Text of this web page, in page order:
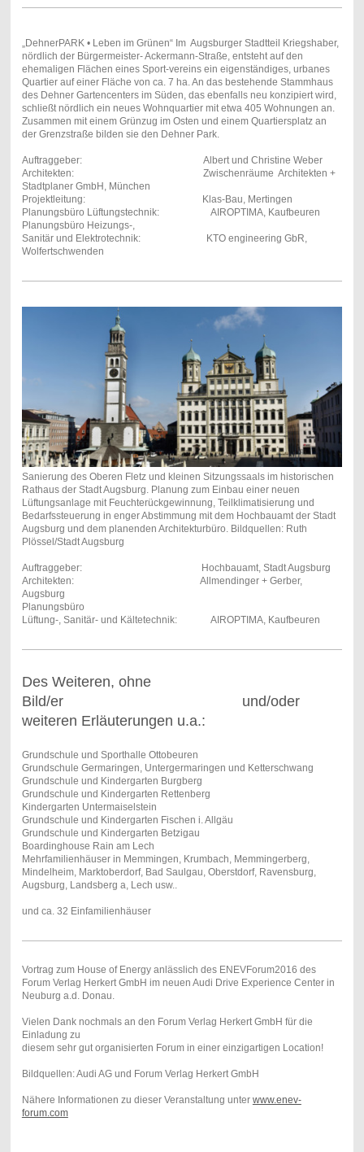
„DehnerPARK • Leben im Grünen“ Im Augsburger Stadtteil Kriegshaber,
nördlich der Bürgermeister- Ackermann-Straße, entsteht auf den
ehemaligen Flächen eines Sport-vereins ein eigenständiges, urbanes
Quartier auf einer Fläche von ca. 7 ha. An das bestehende Stammhaus
des Dehner Gartencenters im Süden, das ebenfalls neu konzipiert wird,
schließt nördlich ein neues Wohnquartier mit etwa 405 Wohnungen an.
Zusammen mit einem Grünzug im Osten und einem Quartiersplatz an
der Grenzstraße bilden sie den Dehner Park.
Auftraggeber: Albert und Christine Weber
Architekten: Zwischenräume Architekten +
Stadtplaner GmbH, München
Projektleitung: Klas-Bau, Mertingen
Planungsbüro Lüftungstechnik: AIROPTIMA, Kaufbeuren
Planungsbüro Heizungs-,
Sanitär und Elektrotechnik: KTO engineering GbR,
Wolfertschwenden
Sanierung des Oberen Fletz und kleinen Sitzungssaals im historischen
Rathaus der Stadt Augsburg. Planung zum Einbau einer neuen
Lüftungsanlage mit Feuchterückgewinnung, Teilklimatisierung und
Bedarfssteuerung in enger Abstimmung mit dem Hochbauamt der Stadt
Augsburg und dem planenden Architekturbüro. Bildquellen: Ruth
Plössel/Stadt Augsburg
Auftraggeber: Hochbauamt, Stadt Augsburg
Architekten: Allmendinger + Gerber,
Augsburg
Planungsbüro
Lüftung-, Sanitär- und Kältetechnik: AIROPTIMA, Kaufbeuren
Des Weiteren, ohne
Bild/er und/oder
weiteren Erläuterungen u.a.:
Grundschule und Sporthalle Ottobeuren
Grundschule Germaringen, Untergermaringen und Ketterschwang
Grundschule und Kindergarten Burgberg
Grundschule und Kindergarten Rettenberg
Kindergarten Untermaiselstein
Grundschule und Kindergarten Fischen i. Allgäu
Grundschule und Kindergarten Betzigau
Boardinghouse Rain am Lech
Mehrfamilienhäuser in Memmingen, Krumbach, Memmingerberg,
Mindelheim, Marktoberdorf, Bad Saulgau, Oberstdorf, Ravensburg,
Augsburg, Landsberg a, Lech usw..
und ca. 32 Einfamilienhäuser
Vortrag zum House of Energy anlässlich des ENEVForum2016 des
Forum Verlag Herkert GmbH im neuen Audi Drive Experience Center in
Neuburg a.d. Donau.
Vielen Dank nochmals an den Forum Verlag Herkert GmbH für die
Einladung zu
diesem sehr gut organisierten Forum in einer einzigartigen Location!
Bildquellen: Audi AG und Forum Verlag Herkert GmbH
Nähere Informationen zu dieser Veranstaltung unter www.enev-
forum.com